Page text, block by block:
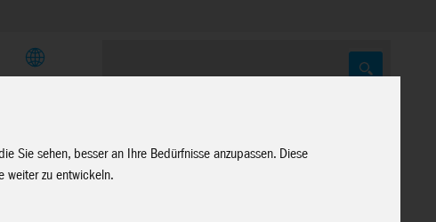
Sie sehen, besser an Ihre Bedürfnisse anzupassen. Diese
weiter zu entwickeln.